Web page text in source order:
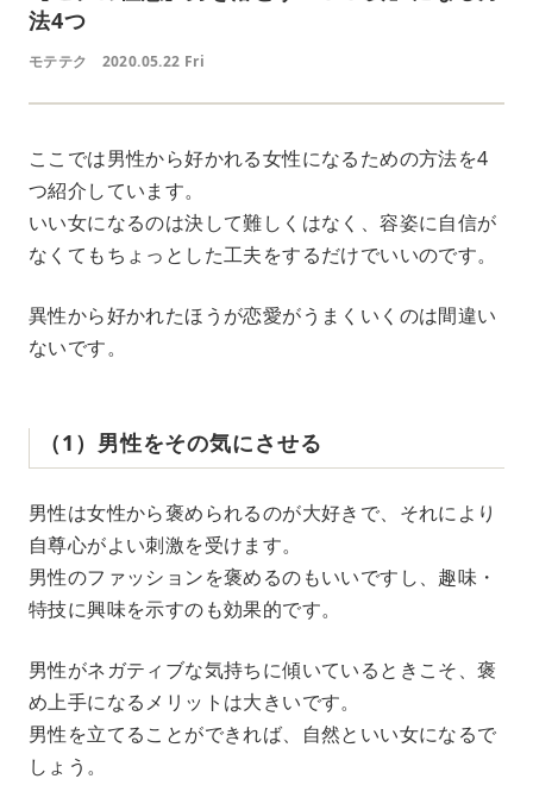
法4つ
モテテク 2020.05.22 Fri
ここでは男性から好かれる女性になるための方法を4
つ紹介しています。
いい女になるのは決して難しくはなく、容姿に自信が
なくてもちょっとした工夫をするだけでいいのです。
異性から好かれたほうが恋愛がうまくいくのは間違い
ないです。
（1）男性をその気にさせる
男性は女性から褒められるのが大好きで、それにより
自尊心がよい刺激を受けます。
男性のファッションを褒めるのもいいですし、趣味・
特技に興味を示すのも効果的です。
男性がネガティブな気持ちに傾いているときこそ、褒
め上手になるメリットは大きいです。
男性を立てることができれば、自然といい女になるで
しょう。